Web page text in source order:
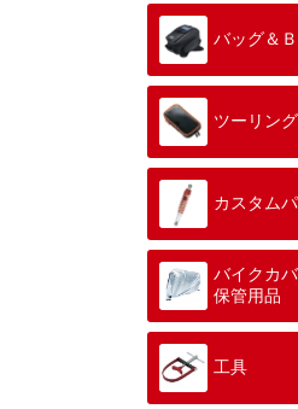
バッグ＆
ツーリン
カスタム
バイクカ
保管用品
工具